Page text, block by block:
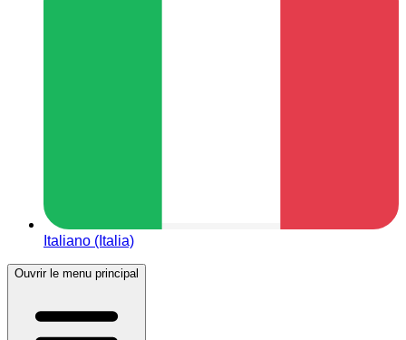
Italiano (Italia)
Ouvrir le menu principal